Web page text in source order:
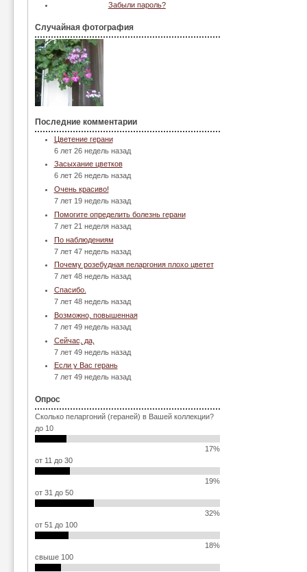
Забыли пароль?
Случайная фотография
Последние комментарии
Цветение герани
6 лет 26 недель назад
Засыхание цветков
6 лет 26 недель назад
Очень красиво!
7 лет 19 недель назад
Помогите определить болезнь герани
7 лет 21 неделя назад
По наблюдениям
7 лет 47 недель назад
Почему розебудная пеларгония плохо цветет
7 лет 48 недель назад
Спасибо.
7 лет 48 недель назад
Возможно, повышенная
7 лет 49 недель назад
Сейчас, да,
7 лет 49 недель назад
Если у Вас герань
7 лет 49 недель назад
Опрос
Сколько пеларгоний (гераней) в Вашей коллекции?
до 10
17%
от 11 до 30
19%
от 31 до 50
32%
от 51 до 100
18%
свыше 100